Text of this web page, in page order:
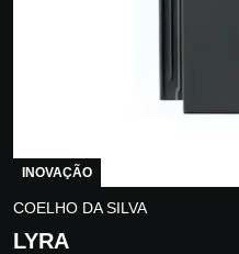
INOVAÇÃO
COELHO DA SILVA
LYRA